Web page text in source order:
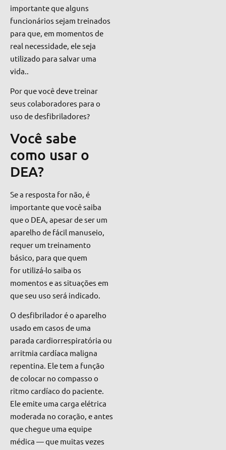
importante que alguns
funcionários sejam treinados
para que, em momentos de
real necessidade, ele seja
utilizado para salvar uma
vida..
Por que você deve treinar
seus colaboradores para o
uso de desfibriladores?
Você sabe
como usar o
DEA?
Se a resposta for não, é
importante que você saiba
que o DEA, apesar de ser um
aparelho de fácil manuseio,
requer um treinamento
básico, para que quem
for utilizá-lo saiba os
momentos e as situações em
que seu uso será indicado.
O desfibrilador é o aparelho
usado em casos de uma
parada cardiorrespiratória ou
arritmia cardíaca maligna
repentina. Ele tem a função
de colocar no compasso o
ritmo cardíaco do paciente.
Ele emite uma carga elétrica
moderada no coração, e antes
que chegue uma equipe
médica — que muitas vezes